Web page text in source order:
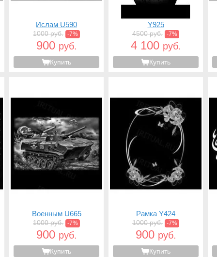
Ислам U590
1000 руб. -7%
900 руб.
Купить
Y925
4500 руб. -7%
4 100 руб.
Купить
Военным U665
1000 руб. -7%
900 руб.
Купить
Рамка Y424
1000 руб. -7%
900 руб.
Купить